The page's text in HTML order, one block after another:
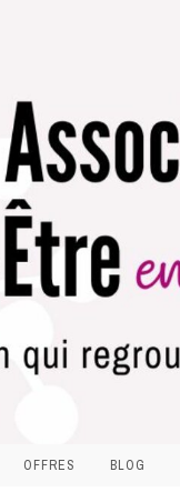
OFFRES BLOG